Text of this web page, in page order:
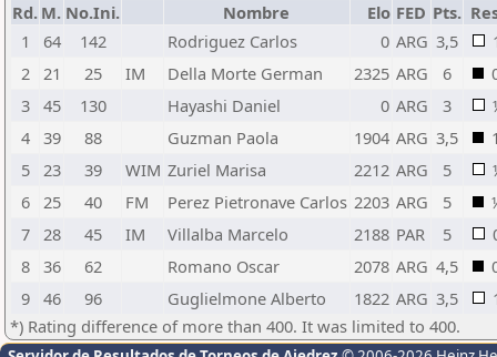
Rd. M. No.Ini. Nombre Elo FED Pts.
1
64 142 Rodriguez Carlos 0 ARG 3,5
2 21 25 IM Della Morte German 2325 ARG 6
3 45 130 Hayashi Daniel 0 ARG 3
4 39 88 Guzman Paola 1904 ARG 3,5
5 23 39 WIM Zuriel Marisa 2212 ARG 5
6 25 40 FM Perez Pietronave Carlos 2203 ARG 5
7 28 45 IM Villalba Marcelo 2188 PAR 5
8 36 62 Romano Oscar 2078 ARG 4,5
9 46 96 Guglielmone Alberto 1822 ARG 3,5
*) Rating difference of more than 400. It was limited to 400.